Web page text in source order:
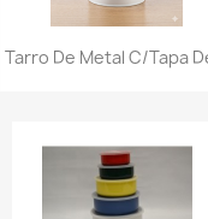
Tarro De Metal C/tapa